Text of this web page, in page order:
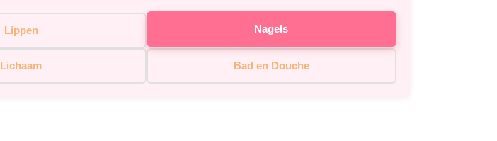
Lippen Nagels
Lichaam Bad en Douche